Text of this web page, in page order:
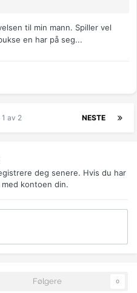
til min mann. Spiller vel
en har på seg...
NESTE
1 av 2
deg senere. Hvis du har
kontoen din.
Følgere 0